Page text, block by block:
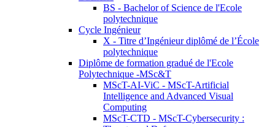
BS - Bachelor of Science de l'Ecole
polytechnique
Cycle Ingénieur
X - Titre d’Ingénieur diplômé de l’École
polytechnique
Diplôme de formation gradué de l'Ecole
Polytechnique -MSc&T
MScT-AI-ViC - MScT-Artificial
Intelligence and Advanced Visual
Computing
MScT-CTD - MScT-Cybersecurity :